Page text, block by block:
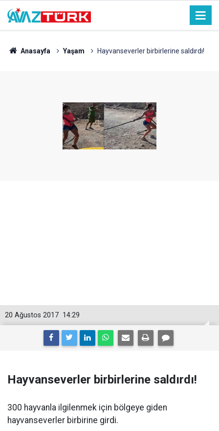
Anasayfa Yaşam Hayvanseverler birbirlerine saldırdı!
14:29
20 Ağustos 2017
Hayvanseverler birbirlerine saldırdı!
300 hayvanla ilgilenmek için bölgeye giden
hayvanseverler birbirine girdi.